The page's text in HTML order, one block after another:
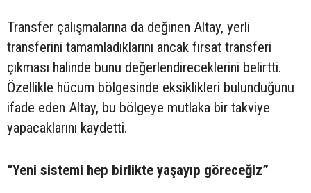
Transfer çalışmalarına da değinen Altay, yerli
transferini tamamladıklarını ancak fırsat transferi
çıkması halinde bunu değerlendireceklerini belirtti.
Özellikle hücum bölgesinde eksiklikleri bulunduğunu
ifade eden Altay, bu bölgeye mutlaka bir takviye
yapacaklarını kaydetti.
“Yeni sistemi hep birlikte yaşayıp göreceğiz”